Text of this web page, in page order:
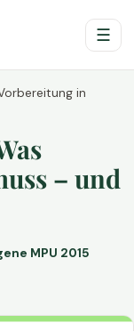
☰
in
– und
MPU 2015